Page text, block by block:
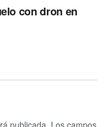
con dron en